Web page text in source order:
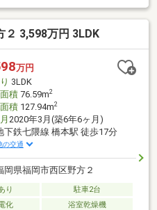
、趣味のスペースにと大活躍
ロア＆土間スペースには、勉
スあり。・玄関横の手洗器や
スペースなどあると嬉しい充
種による）。・地下鉄七隈線
学に便利です。
２ 3,598万円 3LDK
万円
3LDK
積76.59m2
積127.94m2
2020年3月(築6年6ヶ月)
下鉄七隈線 橋本駅 徒歩17分
の交通
岡県福岡市西区野方２
り
駐車2台
化 浴室乾燥機